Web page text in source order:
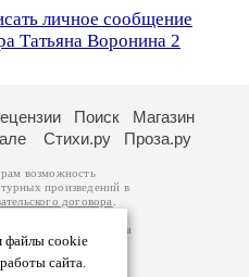
личное сообщение
Татьяна Воронина 2
файлы cookie
сайта.
Поиск
Магазин
Стихи.ру Проза.ру
возможность
произведений в
договора
принадлежат авторам
произведений возможна
вы можете
Ответственность за
на